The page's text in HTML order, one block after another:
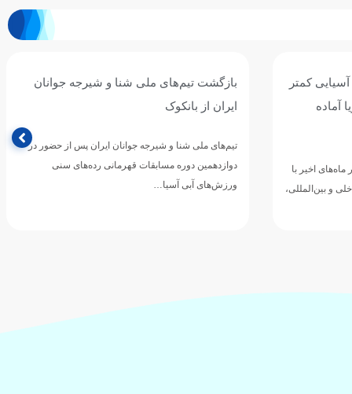
بازگشت تیم‌های ملی شنا و شیرجه جوانان
ایران از بانکوک
تیم‌های ملی شنا و شیرجه جوانان ایران پس از حضور در
دوازدهمین دوره مسابقات قهرمانی رده‌های سنی
ورزش‌های آبی آسیا…
رئیس هیئت
و همگانی
رئیس هیئت